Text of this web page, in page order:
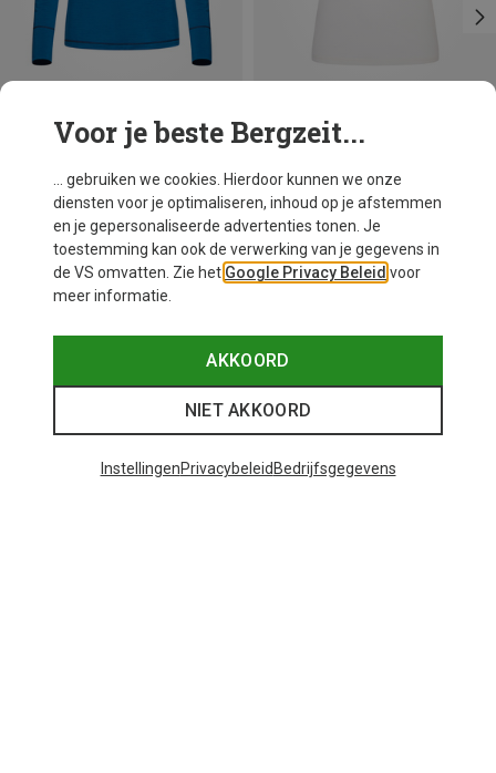
Je bespaart 19% Je bespaart 26%
Voor je beste Bergzeit...
... gebruiken we cookies. Hierdoor kunnen we onze
diensten voor je optimaliseren, inhoud op je afstemmen
en je gepersonaliseerde advertenties tonen. Je
toestemming kan ook de verwerking van je gegevens in
de VS omvatten. Zie het Google Privacy Beleid voor
meer informatie.
AKKOORD
NIET AKKOORD
InstellingenPrivacybeleid Bedrijfsgegevens